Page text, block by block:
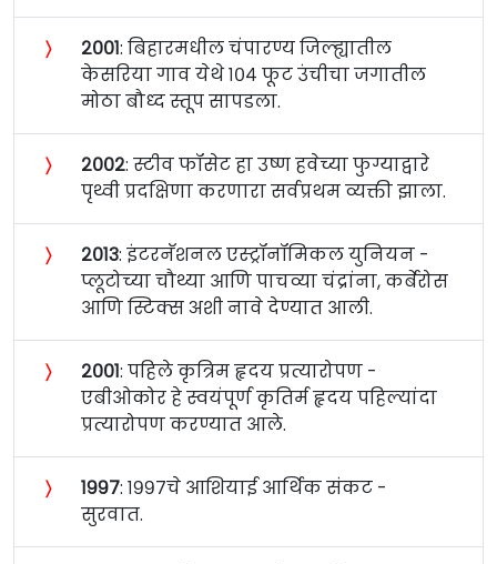
〉 २००१: बिहारमधील चंपारण्य जिल्ह्यातील
केसरिया गाव येथे १०४ फूट उंचीचा जगातील
मोठा बौध्द स्तूप सापडला.
〉 २००२: स्टीव फॉसेट हा उष्ण हवेच्या फुग्याद्वारे
पृथ्वी प्रदक्षिणा करणारा सर्वप्रथम व्यक्ती झाला.
〉 २०१३: इंटरनॅशनल एस्ट्रॉनॉमिकल युनियन -
प्लूटोच्या चौथ्या आणि पाचव्या चंद्रांना, कर्बेरोस
आणि स्टिक्स अशी नावे देण्यात आली.
〉 २००१: पहिले कृत्रिम हृदय प्रत्यारोपण -
एबीओकोर हे स्वयंपूर्ण कृतिर्म हृदय पहिल्यांदा
प्रत्यारोपण करण्यात आले.
〉 १९९७: १९९७चे आशियाई आर्थिक संकट -
सुरवात.